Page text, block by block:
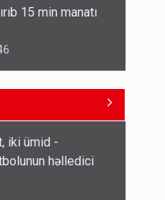
bağlı VACİB
- Saat 11:00-dan…
yox: Bakı-
bilet
iki ümid -
həlledici